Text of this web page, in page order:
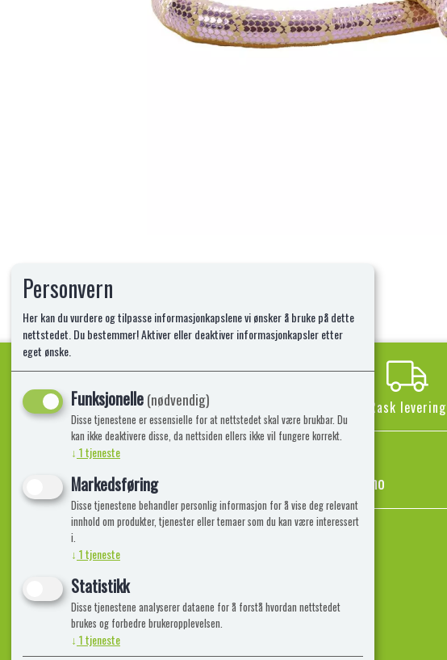
Kvalitetsprodukter! Rask levering
Informasjon
Frakt, Retur og Reklamasjon
Lekegiganten.no
Kontakt oss
Personvern
Her kan du vurdere og tilpasse informasjonkapslene vi ønsker å bruke på dette
nettstedet. Du bestemmer! Aktiver eller deaktiver informasjonkapsler etter
eget ønske.
Funksjonelle(nødvendig)
Disse tjenestene er essensielle for at nettstedet skal være brukbar. Du
kan ikke deaktivere disse, da nettsiden ellers ikke vil fungere korrekt.
↓ 1tjeneste
Markedsføring
Disse tjenestene behandler personlig informasjon for å vise deg relevant
innhold om produkter, tjenester eller temaer som du kan være interessert
i.
↓ 1tjeneste
Statistikk
Disse tjenestene analyserer dataene for å forstå hvordan nettstedet
brukes og forbedre brukeropplevelsen.
↓ 1tjeneste